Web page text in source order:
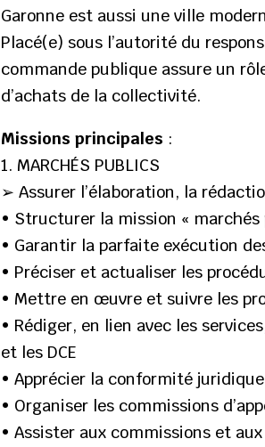
Garonne est aussi une ville
Placé(e) sous l’autorité du
commande publique assure un
d’achats de la collectivité.
Missions principales :
1. MARCHÉS PUBLICS
➢ Assurer l’élaboration, la
• Structurer la mission « marchés
• Garantir la parfaite exécution
• Préciser et actualiser les
• Mettre en œuvre et suivre les
• Rédiger, en lien avec les
et les DCE
• Apprécier la conformité
• Organiser les commissions
• Assister aux commissions et